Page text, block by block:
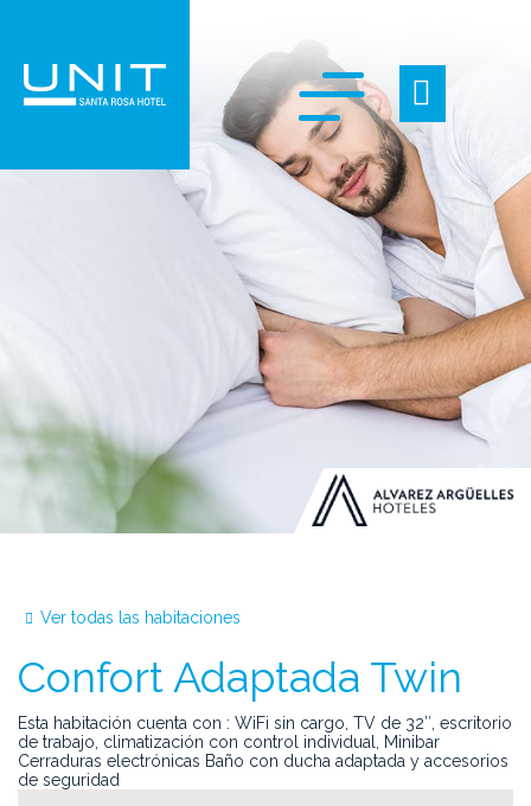
Ver todas las habitaciones
Confort Adaptada Twin
Esta habitación cuenta con : WiFi sin cargo, TV de 32″, escritorio
de trabajo, climatización con control individual, Minibar
Cerraduras electrónicas Baño con ducha adaptada y accesorios
de seguridad